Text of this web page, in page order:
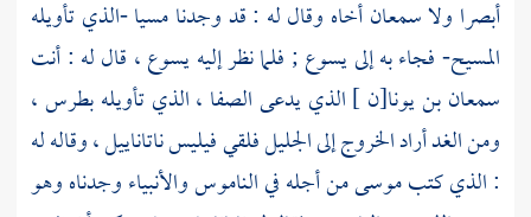
أبصرا ولاسمعانأخاه وقال له : قد وجدنا مسيا -الذي تأويله
المسيح-فجاء به إلىيسوع; فلما نظر إليهيسوع، قال له : أنت
سمعان بن يونا[ن] الذي يدعى الصفا ، الذي تأويلهبطرس،
ومن الغد أراد الخروج إلىالجليلفلقيفيليس ناتاناييل، وقاله له
: الذي كتبموسىمن أجله في الناموس والأنبياء وجدناه وهو